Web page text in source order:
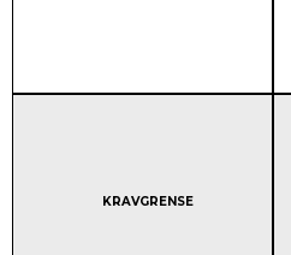
Column 1:
KRAVGRENSE